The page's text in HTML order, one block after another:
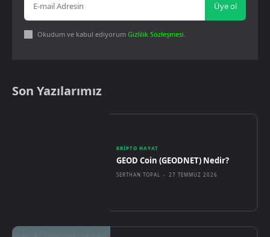
Üye ol
Okudum ve kabul ediyorum Gizlilik Sözleşmesi.
Son Yazılarımız
KRIPTO HAYAT
GEOD Coin (GEODNET) Nedir?
SERTHAN TOPAL - 27 TEMMUZ 2026